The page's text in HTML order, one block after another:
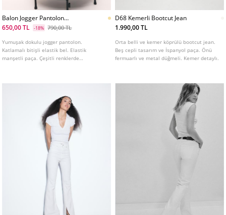
Balon Jogger Pantolon
Katlamalı Bel Yumusak Doku
650,00 TL -18% 790,00 TL
Yumuşak dokulu jogger pantolon.
Katlamalı bitişli elastik bel. Elastik
manşetli paça. Çeşitli renklerde
D68 Kemerli Bootcut Jean
1.990,00 TL
Orta belli ve kemer köprülü bootcut jean.
Beş cepli tasarım ve İspanyol paça. Önü
fermuarlı ve metal düğmeli. Kemer detaylı.